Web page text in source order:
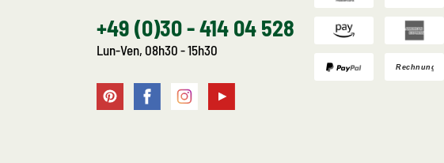
+49 (0)30 - 414 04 528
Lun-Ven, 08h30 - 15h30